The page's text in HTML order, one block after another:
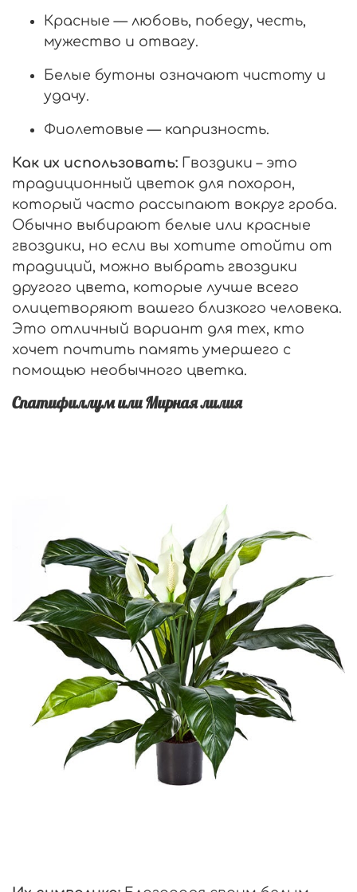
Красные — любовь, победу, честь,
мужество и отвагу.
Белые бутоны означают чистоту и
удачу.
Фиолетовые — капризность.
Как их использовать: Гвоздики – это
традиционный цветок для похорон,
который часто рассыпают вокруг гроба.
Обычно выбирают белые или красные
гвоздики, но если вы хотите отойти от
традиций, можно выбрать гвоздики
другого цвета, которые лучше всего
олицетворяют вашего близкого человека.
Это отличный вариант для тех, кто
хочет почтить память умершего с
помощью необычного цветка.
Спатифиллум или Мирная лилия